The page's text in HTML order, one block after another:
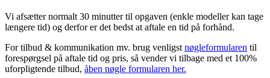
Vi afsætter normalt 30 minutter til opgaven (enkle modeller kan tage
længere tid) og derfor er det bedst at aftale en tid på forhånd.
For tilbud & kommunikation mv. brug venligst nøgleformularen til
forespørgsel på aftale tid og pris, så vender vi tilbage med et 100%
uforpligtende tilbud, åben nøgle formularen her.